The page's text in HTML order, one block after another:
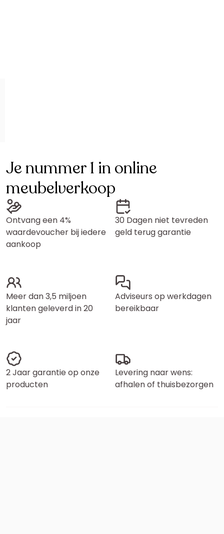
Je nummer 1 in online
meubelverkoop
Ontvang een 4%
waardevoucher bij iedere
aankoop
30 Dagen niet tevreden
geld terug garantie
Meer dan 3,5 miljoen
klanten geleverd in 20
jaar
Adviseurs op werkdagen
bereikbaar
2 Jaar garantie op onze
producten
Levering naar wens:
afhalen of thuisbezorgen